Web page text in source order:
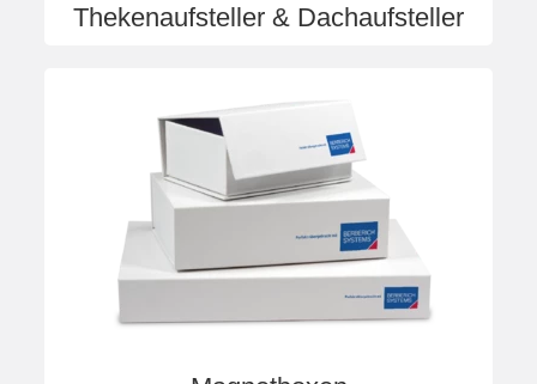
Thekenaufsteller & Dachaufsteller